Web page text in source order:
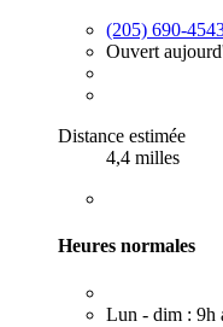
(205) 690-
Ouvert
Distance estimée
4,4 milles
Heures normales
Lun - dim : 9h